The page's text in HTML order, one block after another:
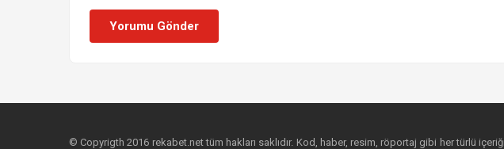
Yorumu Gönder
© Copyrigth 2016 rekabet.net tüm hakları saklıdır. Kod, haber, resim, röportaj gibi her türlü